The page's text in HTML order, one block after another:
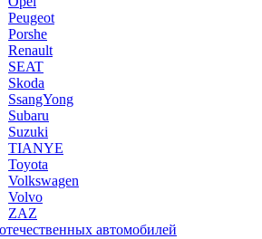
Peugeot
Porshe
Renault
SEAT
Skoda
SsangYong
Subaru
Suzuki
TIANYE
Toyota
Volkswagen
Volvo
ZAZ
автомобилей